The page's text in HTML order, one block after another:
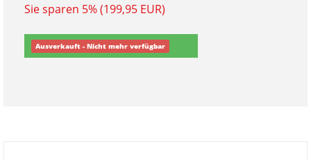
Sie sparen 5% (199,95 EUR)
Ausverkauft - Nicht mehr verfügbar